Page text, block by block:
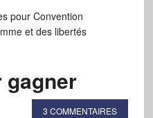
pour Convention
et des libertés
gagner
3 COMMENTAIRES